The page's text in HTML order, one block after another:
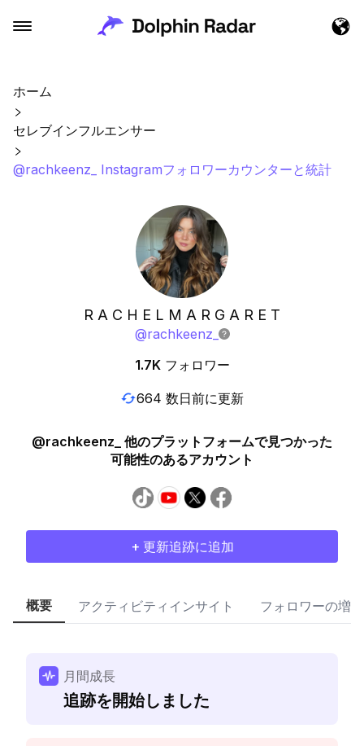
ホーム
セレブインフルエンサー
@rachkeenz_ Instagramフォロワーカウンターと統計
R A C H E L M A R G A R E T
@rachkeenz_
1.7K フォロワー
664 数日前に更新
@rachkeenz_ 他のプラットフォームで見つかった
可能性のあるアカウント
+ 更新追跡に追加
概要 アクティビティインサイト フォロワーの増加
月間成長
追跡を開始しました